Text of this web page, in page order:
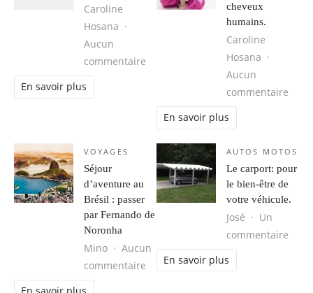
Caroline
Hosana
Aucun
commentaire sur Obtenir votre Groove Back.
En savoir plus
cheveux
humains.
Caroline
Hosana
Aucun
commentaire
En savoir plus
VOYAGES
Séjour
d’aventure au
Brésil : passer
par Fernando de
Noronha
Mino
Aucun
commentaire sur Séjour d’aventure au Brésil :
AUTOS MOTOS
Le carport: pour
le bien-être de
votre véhicule.
José
Un
commentaire
En savoir plus